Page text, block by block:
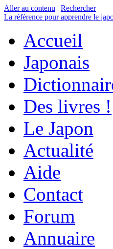
Aller au contenu | Rechercher
La référence pour apprendre le
Accueil
Japonais
Des livres !
Le Japon
Actualité
Aide
Contact
Forum
Annuaire